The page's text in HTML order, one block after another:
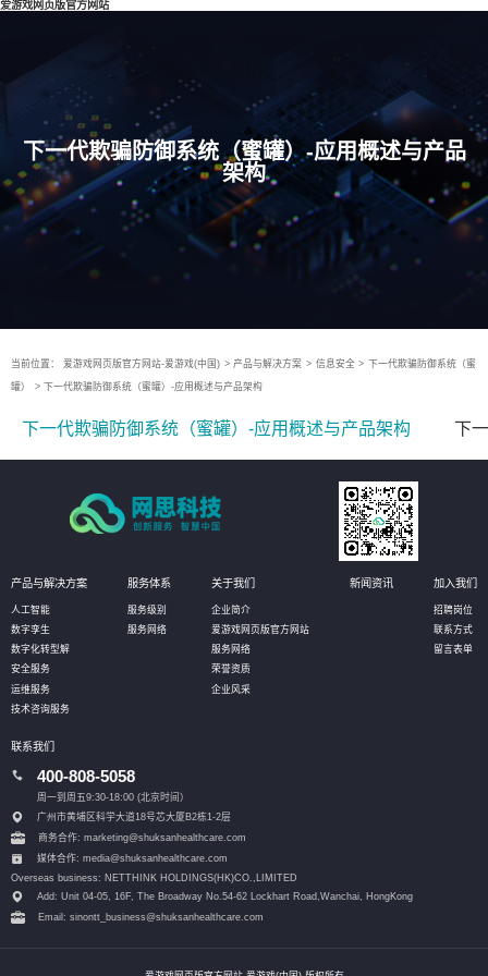
爱游戏网页版官方网站
下一代欺骗防御系统（蜜罐）-应用概述与产品
架构
当前位置： 爱游戏网页版官方网站-爱游戏(中国) > 产品与解决方案 > 信息安全 > 下一代欺骗防御系统（蜜
罐） > 下一代欺骗防御系统（蜜罐）-应用概述与产品架构
下一代欺骗防御系统（蜜罐）-应用概述与产品架构 下
产品与解决方案
人工智能
数字孪生
数字化转型解
安全服务
运维服务
技术咨询服务
服务体系
服务级别
服务网络
关于我们
企业简介
爱游戏网页版官方网站
服务网络
荣誉资质
企业风采
新闻资讯 加入我们
招聘岗位
联系方式
留言表单
联系我们
400-808-5058
周一到周五9:30-18:00 (北京时间）
广州市黄埔区科学大道18号芯大厦B2栋1-2层
商务合作: marketing@shuksanhealthcare.com
媒体合作: media@shuksanhealthcare.com
Overseas business: NETTHINK HOLDINGS(HK)CO.,LIMITED
Add: Unit 04-05, 16F, The Broadway No.54-62 Lockhart Road,Wanchai, HongKong
Email: sinontt_business@shuksanhealthcare.com